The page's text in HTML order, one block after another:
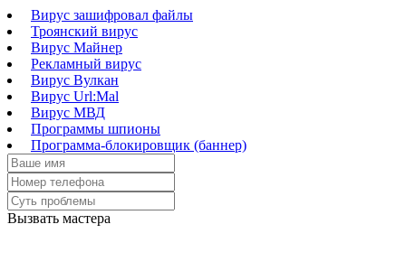
Вирус зашифровал файлы
Троянский вирус
Вирус Майнер
Рекламный вирус
Вирус Вулкан
Вирус Url:Mal
Вирус МВД
Программы шпионы
Программа-блокировщик (баннер)
Вызвать мастера